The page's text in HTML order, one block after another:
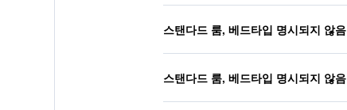
스탠다드 룸, 베드타입 명시되지 않음
스탠다드 룸, 베드타입 명시되지 않음